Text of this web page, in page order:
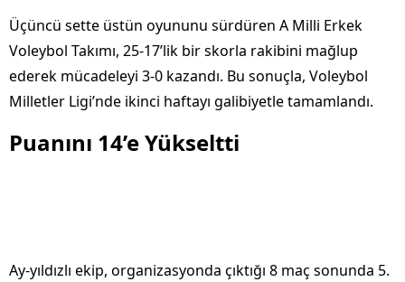
Üçüncü sette üstün oyununu sürdüren A Milli Erkek
Voleybol Takımı, 25-17’lik bir skorla rakibini mağlup
ederek mücadeleyi 3-0 kazandı. Bu sonuçla, Voleybol
Milletler Ligi’nde ikinci haftayı galibiyetle tamamlandı.
Puanını 14’e Yükseltti
Ay-yıldızlı ekip, organizasyonda çıktığı 8 maç sonunda 5.